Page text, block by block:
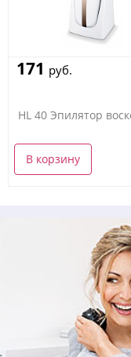
171 руб.
HL 40 Эпилятор
В корзину